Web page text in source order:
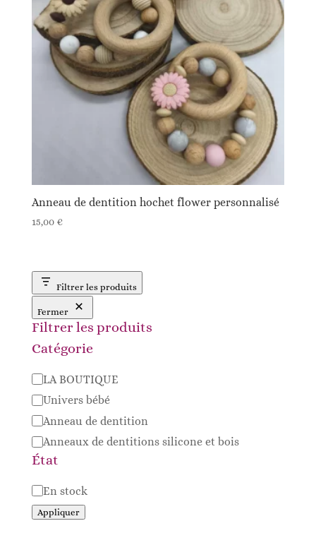
Anneau de dentition hochet flower personnalisé
15,00 €
Filtrer les produits
Fermer
Filtrer les produits
Catégorie
Catégorie
LA BOUTIQUE
Univers bébé
Anneau de dentition
Anneaux de dentitions silicone et bois
État
Disponibilité
En stock
Appliquer